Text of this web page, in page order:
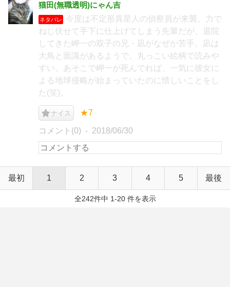
猫田(無職透明)にゃん吉
ネタバレ
今度は不定形異星人の偵察員が来襲。力で
ねじ伏せて手下に仕上げてしまう先輩だが、退院
してきた岬一の双子の兄・凪がなぜか苦手。凪は
大鳥と面識があるようで。丸っこい絵柄で読みや
すい。あそこで岬一が死んでれば、一気に彼女に
よる地球侵略が始まっていたのに惜しいことをし
た(笑)。
ナイス ★7
コメント(0) 2018/06/30
最初 1 2 3 4 5 最後
全242件中 1-20 件を表示